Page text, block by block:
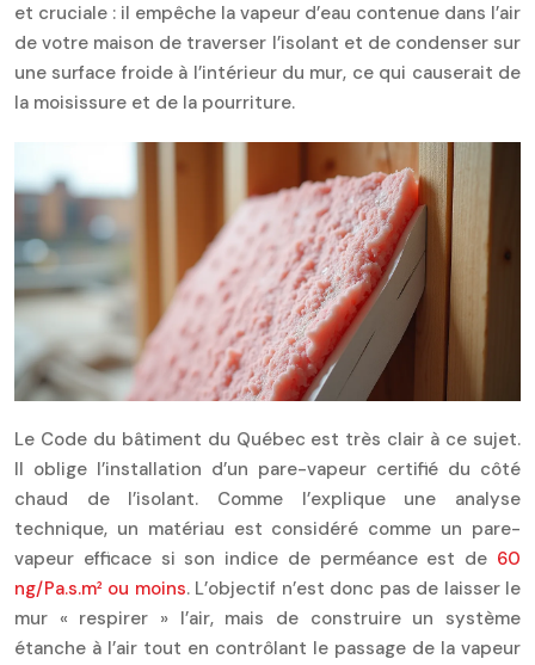
et cruciale : il empêche la vapeur d’eau contenue dans l’air
de votre maison de traverser l’isolant et de condenser sur
une surface froide à l’intérieur du mur, ce qui causerait de
la moisissure et de la pourriture.
Le Code du bâtiment du Québec est très clair à ce sujet.
Il oblige l’installation d’un pare-vapeur certifié du côté
chaud de l’isolant. Comme l’explique une analyse
technique, un matériau est considéré comme un pare-
vapeur efficace si son indice de perméance est de 60
ng/Pa.s.m² ou moins. L’objectif n’est donc pas de laisser le
mur « respirer » l’air, mais de construire un système
étanche à l’air tout en contrôlant le passage de la vapeur